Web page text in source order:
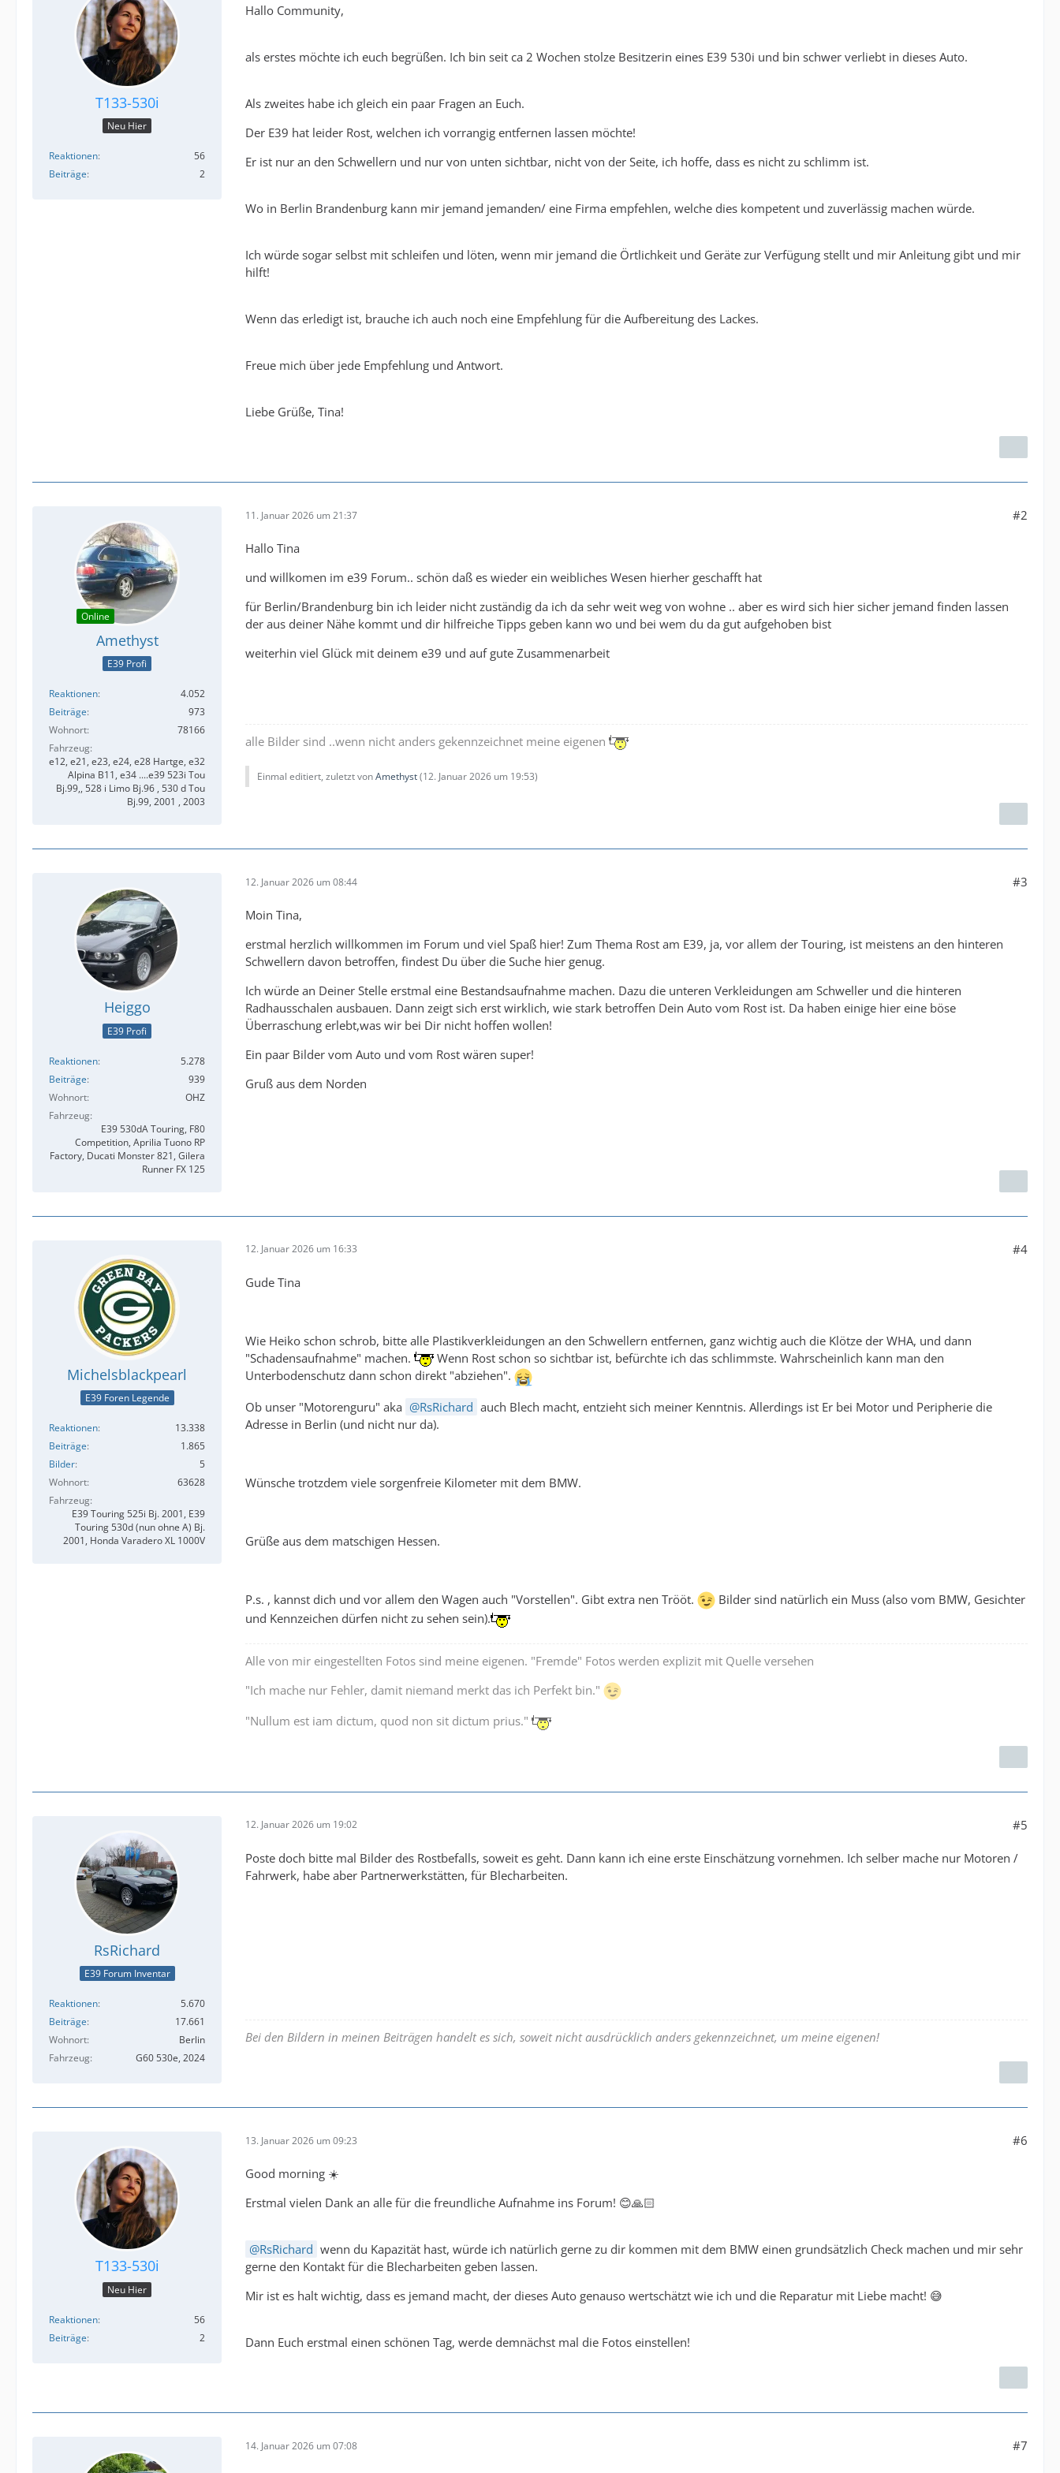
T133-530i
Neu Hier
Reaktionen
56
Beiträge
2
Hallo Community,
als erstes möchte ich euch begrüßen. Ich bin seit ca 2 Wochen stolze Besitzerin eines E39 530i und bin schwer verliebt in dieses Auto.
Als zweites habe ich gleich ein paar Fragen an Euch.
Der E39 hat leider Rost, welchen ich vorrangig entfernen lassen möchte!
Er ist nur an den Schwellern und nur von unten sichtbar, nicht von der Seite, ich hoffe, dass es nicht zu schlimm ist.
Wo in Berlin Brandenburg kann mir jemand jemanden/ eine Firma empfehlen, welche dies kompetent und zuverlässig machen würde.
Ich würde sogar selbst mit schleifen und löten, wenn mir jemand die Örtlichkeit und Geräte zur Verfügung stellt und mir Anleitung gibt und mir
hilft!
Wenn das erledigt ist, brauche ich auch noch eine Empfehlung für die Aufbereitung des Lackes.
Freue mich über jede Empfehlung und Antwort.
Liebe Grüße, Tina!
Online
Amethyst
E39 Profi
Reaktionen
4.052
Beiträge
973
Wohnort
78166
Fahrzeug
e12, e21, e23, e24, e28 Hartge, e32
Alpina B11, e34 ....e39 523i Tou
Bj.99,, 528 i Limo Bj.96 , 530 d Tou
Bj.99, 2001 , 2003
11. Januar 2026 um 21:37 #2
Hallo Tina
und willkomen im e39 Forum.. schön daß es wieder ein weibliches Wesen hierher geschafft hat
für Berlin/Brandenburg bin ich leider nicht zuständig da ich da sehr weit weg von wohne .. aber es wird sich hier sicher jemand finden lassen
der aus deiner Nähe kommt und dir hilfreiche Tipps geben kann wo und bei wem du da gut aufgehoben bist
weiterhin viel Glück mit deinem e39 und auf gute Zusammenarbeit
alle Bilder sind ..wenn nicht anders gekennzeichnet meine eigenen
Einmal editiert, zuletzt vonAmethyst(12. Januar 2026 um 19:53)
Heiggo
E39 Profi
Reaktionen
5.278
Beiträge
939
Wohnort
OHZ
Fahrzeug
E39 530dA Touring, F80
Competition, Aprilia Tuono RP
Factory, Ducati Monster 821, Gilera
Runner FX 125
12. Januar 2026 um 08:44 #3
Moin Tina,
erstmal herzlich willkommen im Forum und viel Spaß hier! Zum Thema Rost am E39, ja, vor allem der Touring, ist meistens an den hinteren
Schwellern davon betroffen, findest Du über die Suche hier genug.
Ich würde an Deiner Stelle erstmal eine Bestandsaufnahme machen. Dazu die unteren Verkleidungen am Schweller und die hinteren
Radhausschalen ausbauen. Dann zeigt sich erst wirklich, wie stark betroffen Dein Auto vom Rost ist. Da haben einige hier eine böse
Überraschung erlebt,was wir bei Dir nicht hoffen wollen!
Ein paar Bilder vom Auto und vom Rost wären super!
Gruß aus dem Norden
Michelsblackpearl
E39 Foren Legende
Reaktionen
13.338
Beiträge
1.865
Bilder
5
Wohnort
63628
Fahrzeug
E39 Touring 525i Bj. 2001, E39
Touring 530d (nun ohne A) Bj.
2001, Honda Varadero XL 1000V
12. Januar 2026 um 16:33 #4
Gude Tina
Wie Heiko schon schrob, bitte alle Plastikverkleidungen an den Schwellern entfernen, ganz wichtig auch die Klötze der WHA, und dann
"Schadensaufnahme" machen.
Wenn Rost schon so sichtbar ist, befürchte ich das schlimmste. Wahrscheinlich kann man den
Unterbodenschutz dann schon direkt "abziehen".
Ob unser "Motorenguru" aka
RsRichard auch Blech macht, entzieht sich meiner Kenntnis. Allerdings ist Er bei Motor und Peripherie die
Adresse in Berlin (und nicht nur da).
Wünsche trotzdem viele sorgenfreie Kilometer mit dem BMW.
Grüße aus dem matschigen Hessen.
P.s. , kannst dich und vor allem den Wagen auch "Vorstellen". Gibt extra nen Trööt.
Bilder sind natürlich ein Muss (also vom BMW, Gesichter
und Kennzeichen dürfen nicht zu sehen sein).
Alle von mir eingestellten Fotos sind meine eigenen. "Fremde" Fotos werden explizit mit Quelle versehen
"Ich mache nur Fehler, damit niemand merkt das ich Perfekt bin."
"Nullum est iam dictum, quod non sit dictum prius."
RsRichard
E39 Forum Inventar
Reaktionen
5.670
Beiträge
17.661
Wohnort
Berlin
Fahrzeug
G60 530e, 2024
12. Januar 2026 um 19:02 #5
Poste doch bitte mal Bilder des Rostbefalls, soweit es geht. Dann kann ich eine erste Einschätzung vornehmen. Ich selber mache nur Motoren /
Fahrwerk, habe aber Partnerwerkstätten, für Blecharbeiten.
Bei den Bildern in meinen Beiträgen handelt es sich, soweit nicht ausdrücklich anders gekennzeichnet, um meine eigenen!
T133-530i
Neu Hier
Reaktionen
56
Beiträge
2
13. Januar 2026 um 09:23 #6
Good morning ☀️
Erstmal vielen Dank an alle für die freundliche Aufnahme ins Forum! 😊🙏🏻
RsRichard wenn du Kapazität hast, würde ich natürlich gerne zu dir kommen mit dem BMW einen grundsätzlich Check machen und mir sehr
gerne den Kontakt für die Blecharbeiten geben lassen.
Mir ist es halt wichtig, dass es jemand macht, der dieses Auto genauso wertschätzt wie ich und die Reparatur mit Liebe macht! 😅
Dann Euch erstmal einen schönen Tag, werde demnächst mal die Fotos einstellen!
14. Januar 2026 um 07:08 #7